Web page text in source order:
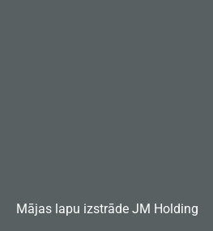
Mājas lapu izstrāde JM Holding